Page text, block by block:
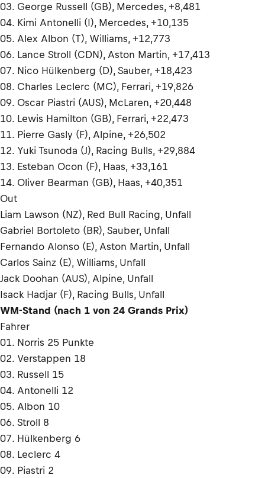
03. George Russell (GB), Mercedes, +8,481
04. Kimi Antonelli (I), Mercedes, +10,135
05. Alex Albon (T), Williams, +12,773
06. Lance Stroll (CDN), Aston Martin, +17,413
07. Nico Hülkenberg (D), Sauber, +18,423
08. Charles Leclerc (MC), Ferrari, +19,826
09. Oscar Piastri (AUS), McLaren, +20,448
10. Lewis Hamilton (GB), Ferrari, +22,473
11. Pierre Gasly (F), Alpine, +26,502
12. Yuki Tsunoda (J), Racing Bulls, +29,884
13. Esteban Ocon (F), Haas, +33,161
14. Oliver Bearman (GB), Haas, +40,351
Out
Liam Lawson (NZ), Red Bull Racing, Unfall
Gabriel Bortoleto (BR), Sauber, Unfall
Fernando Alonso (E), Aston Martin, Unfall
Carlos Sainz (E), Williams, Unfall
Jack Doohan (AUS), Alpine, Unfall
Isack Hadjar (F), Racing Bulls, Unfall
WM-Stand (nach 1 von 24 Grands Prix)
Fahrer
01. Norris 25 Punkte
02. Verstappen 18
03. Russell 15
04. Antonelli 12
05. Albon 10
06. Stroll 8
07. Hülkenberg 6
08. Leclerc 4
09. Piastri 2